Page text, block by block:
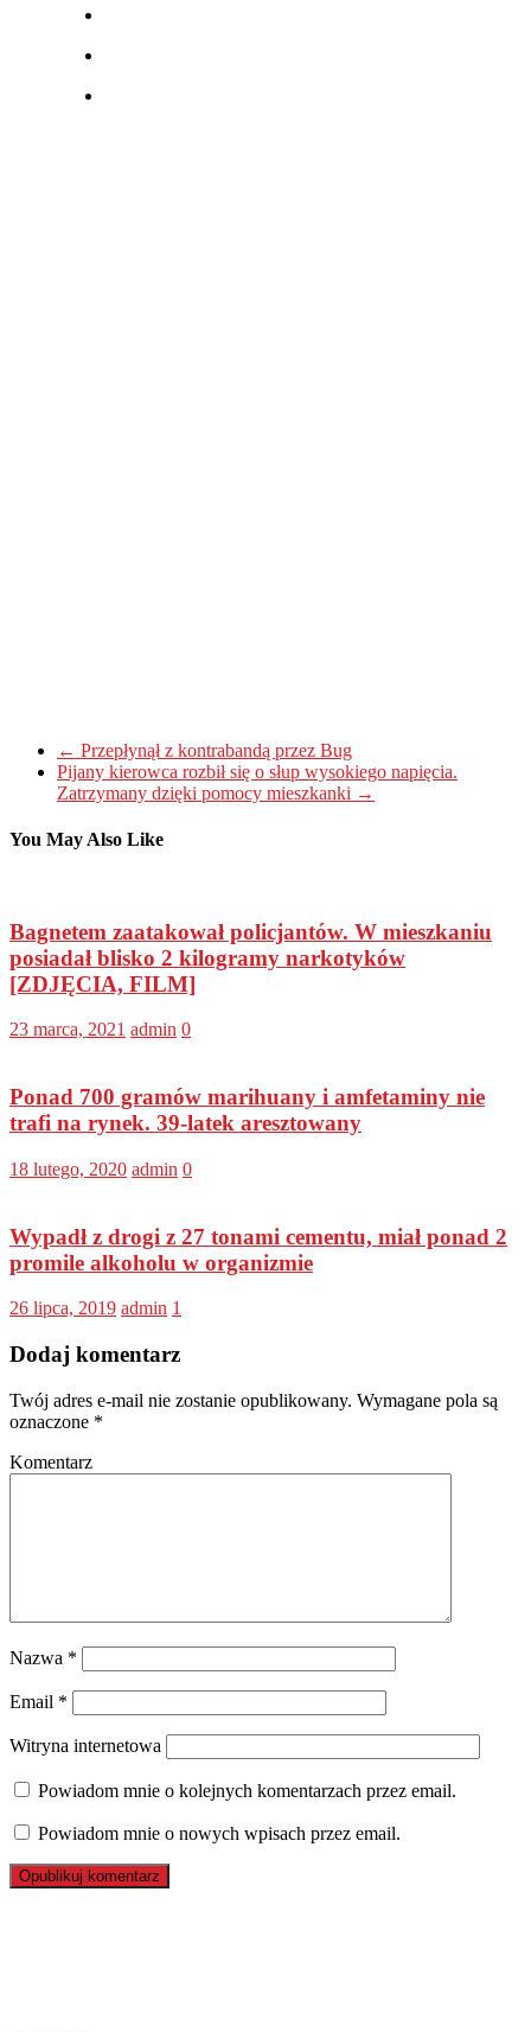
← Przepłynął z kontrabandą przez Bug
Pijany kierowca rozbił się o słup wysokiego napięcia.
Zatrzymany dzięki pomocy mieszkanki →
You May Also Like
Bagnetem zaatakował policjantów. W mieszkaniu
posiadał blisko 2 kilogramy narkotyków
[ZDJĘCIA, FILM]
23 marca, 2021 admin 0
Ponad 700 gramów marihuany i amfetaminy nie
trafi na rynek. 39-latek aresztowany
18 lutego, 2020 admin 0
Wypadł z drogi z 27 tonami cementu, miał ponad 2
promile alkoholu w organizmie
26 lipca, 2019 admin 1
Dodaj komentarz
Twój adres e-mail nie zostanie opublikowany. Wymagane pola są
oznaczone *
Komentarz
Nazwa *
Email *
Witryna internetowa
Powiadom mnie o kolejnych komentarzach przez email.
Powiadom mnie o nowych wpisach przez email.